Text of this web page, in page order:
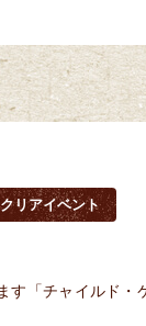
リアイベント
す「チャイルド・